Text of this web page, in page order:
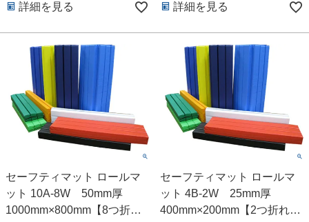
詳細を見る 詳細を見る
セーフティマット ロールマ
ット 10A-8W 50mm厚
1000mm×800mm【8つ折
セーフティマット ロールマ
ット 4B-2W 25mm厚
400mm×200mm【2つ折れ】